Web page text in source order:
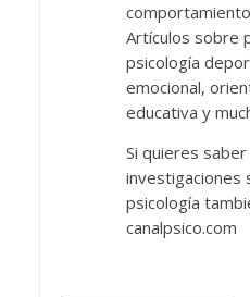
Artículos sobre
psicología
emocional,
educativa y
Si quieres
investigaciones
psicología
canalpsico.com